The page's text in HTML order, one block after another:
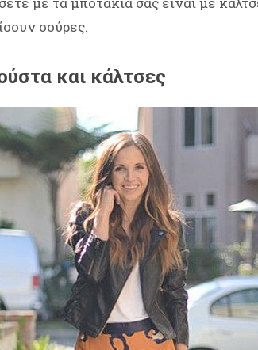
σούρες.
και κάλτσες